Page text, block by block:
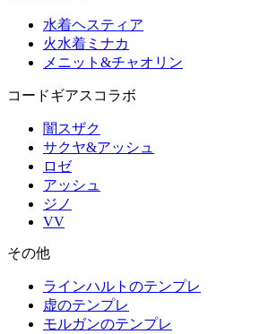
水着ヘスティア
火水着ミナカ
メニット&チャオリン
コードギアスコラボ
闇スザク
サクヤ&アッシュ
ロゼ
アッシュ
ジノ
VV
その他
ラインハルトのテンプレ
虚のテンプレ
モルガンのテンプレ